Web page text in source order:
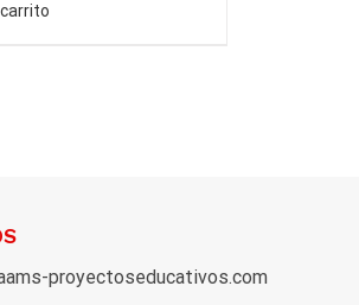
carrito
proyectoseducativos.com